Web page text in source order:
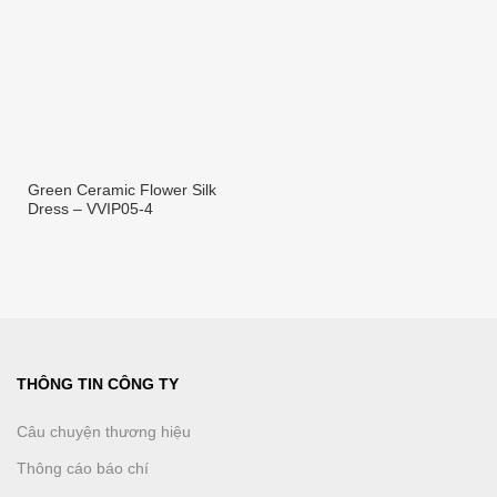
Green Ceramic Flower Silk
Dress – VVIP05-4
THÔNG TIN CÔNG TY
Câu chuyện thương hiệu
Thông cáo báo chí